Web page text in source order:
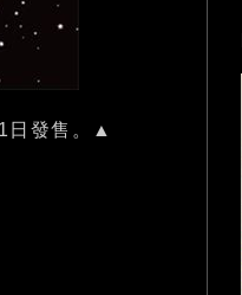
日發售。▲